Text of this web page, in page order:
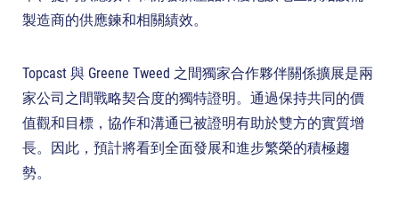
製造商的供應鍊和相關績效。
Topcast 與 Greene Tweed 之間獨家合作夥伴關係擴展是兩
家公司之間戰略契合度的獨特證明。通過保持共同的價
值觀和目標，協作和溝通已被證明有助於雙方的實質增
長。因此，預計將看到全面發展和進步繁榮的積極趨
勢。